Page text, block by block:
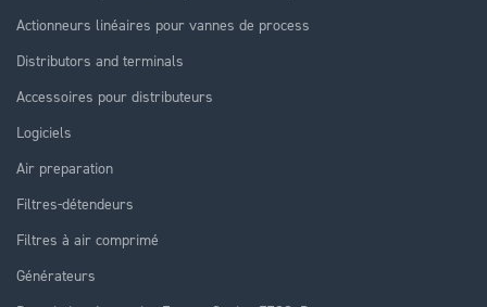
Actionneurs linéaires pour vannes de process
Distributors and terminals
Accessoires pour distributeurs
Logiciels
Air preparation
Filtres-détendeurs
Filtres à air comprimé
Générateurs